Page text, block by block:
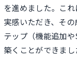
を進めました。こ
実感いただき、そ
テップ（機能追加
築くことができまし